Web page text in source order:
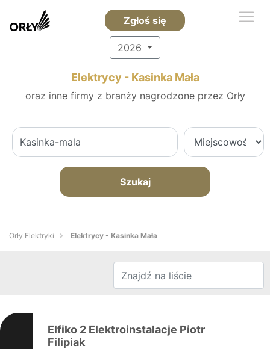
Zgłoś się
2026
Elektrycy - Kasinka Mała
oraz inne firmy z branży nagrodzone przez Orły
Szukaj
Orły Elektryki Elektrycy - Kasinka Mała
Elfiko 2 Elektroinstalacje Piotr
Filipiak